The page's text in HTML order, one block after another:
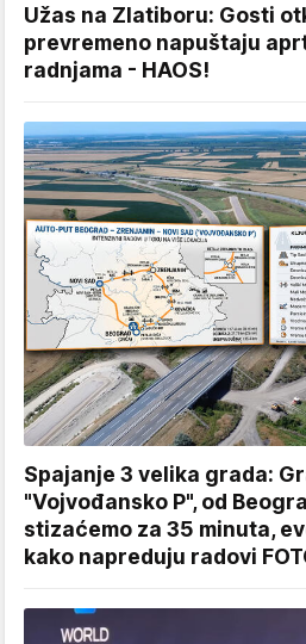
Užas na Zlatiboru: Gosti
prevremeno napuštaju
radnjama - HAOS!
Spajanje 3 velika grada:
"Vojvođansko P", od
stizaćemo za 35 minuta,
kako napreduju radovi